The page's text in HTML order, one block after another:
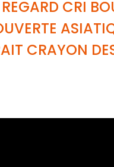
REGARD CRI
CRAYON